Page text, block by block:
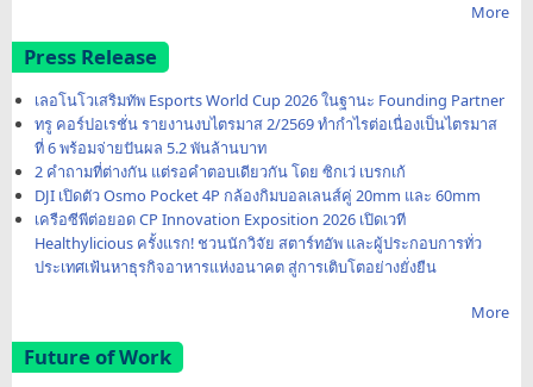
More
Press Release
เลอโนโวเสริมทัพ Esports World Cup 2026 ในฐานะ Founding Partner
ทรู คอร์ปอเรชั่น รายงานงบไตรมาส 2/2569 ทำกำไรต่อเนื่องเป็นไตรมาส
ที่ 6 พร้อมจ่ายปันผล 5.2 พันล้านบาท
2 คำถามที่ต่างกัน แต่รอคำตอบเดียวกัน โดย ซิกเว่ เบรกเก้
DJI เปิดตัว Osmo Pocket 4P กล้องกิมบอลเลนส์คู่ 20mm และ 60mm
เครือซีพีต่อยอด CP Innovation Exposition 2026 เปิดเวที
Healthylicious ครั้งแรก! ชวนนักวิจัย สตาร์ทอัพ และผู้ประกอบการทั่ว
ประเทศเฟ้นหาธุรกิจอาหารแห่งอนาคต สู่การเติบโตอย่างยั่งยืน
More
Future of Work